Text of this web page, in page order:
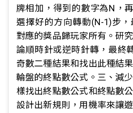
牌相加，得到的數字為N，
選擇好的方向轉動(N-1)步
對應的獎品歸玩家所有。研
論順時針或逆時針轉，最終
奇數二種結果和找出此種結
輪盤的終點數公式。三、減
樣找出終點數公式和終點數
設計出新規則，用機率來讓